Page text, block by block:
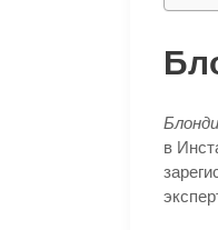
в